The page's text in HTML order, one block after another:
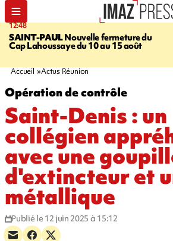
12:48
SAINT-PAULNouvelle fermeture du
Cap Lahoussaye du 10 au 15 août
Accueil Actus Réunion
Opération de contrôle
Saint-Denis : un
collégien
avec une
d'extincteur et
métallique
Publié le 12 juin 2025 à 15:12